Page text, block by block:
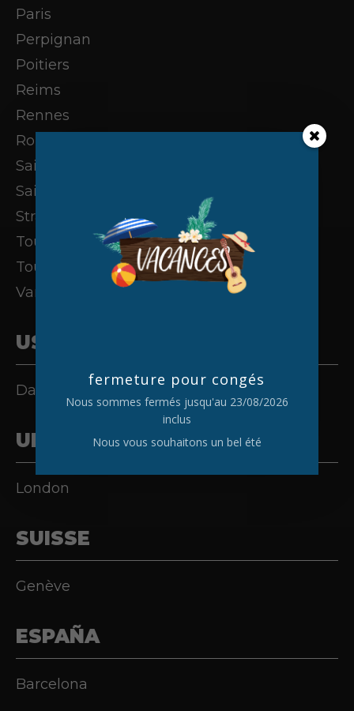
Paris
Perpignan
Poitiers
Reims
Rennes
Rouen
Saint-Denis (La Réunion)
Saint-Étienne
Strasbourg
Toulouse
Tours
Vannes
USA
Dallas
UK
London
SUISSE
Genève
ESPAÑA
Barcelona
fermeture pour congés
Nous sommes fermés jusqu'au 23/08/2026
inclus
Nous vous souhaitons un bel été